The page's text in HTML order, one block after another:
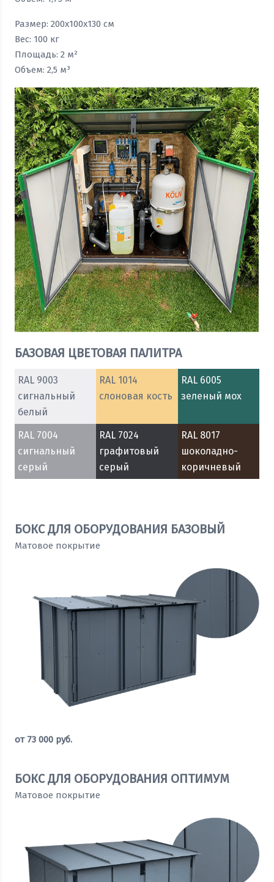
Размер: 200x100x130 см
Вес: 100 кг
Площадь: 2 м²
Объем: 2,5 м³
БАЗОВАЯ ЦВЕТОВАЯ ПАЛИТРА
RAL 9003
сигнальный
белый
RAL 1014
слоновая кость
RAL 6005
зеленый мох
RAL 7004
сигнальный
серый
RAL 7024
графитовый
серый
RAL 8017
шоколадно-
коричневый
БОКС ДЛЯ ОБОРУДОВАНИЯ БАЗОВЫЙ
Матовое покрытие
от 73 000 руб.
БОКС ДЛЯ ОБОРУДОВАНИЯ ОПТИМУМ
Матовое покрытие